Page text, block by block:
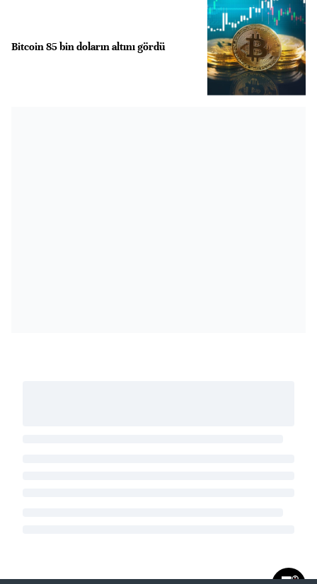
Bitcoin 85 bin doların altını gördü